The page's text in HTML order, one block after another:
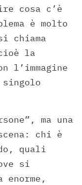
cosa c’è
è molto
chiama
la
l’immagine
singolo
ma una
chi è
quali
si